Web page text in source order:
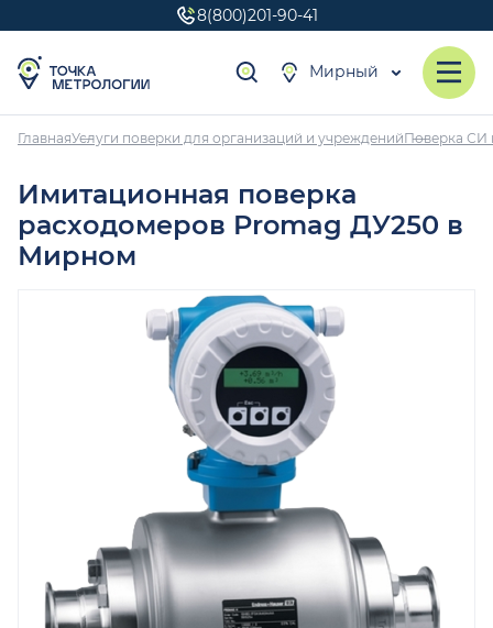
8(800)201-90-41
Мирный
ГлавнаяУслуги поверки для организаций и учрежденийПоверка СИ
Имитационная поверка
расходомеров Promag ДУ250 в
Мирном